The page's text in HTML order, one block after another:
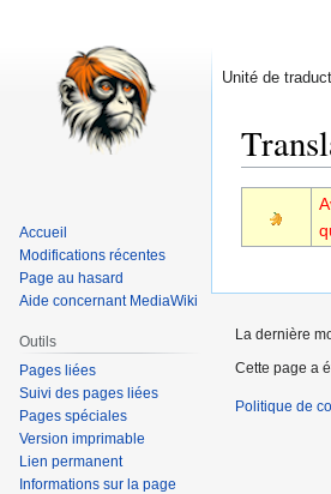
la
la
Unité de
Accueil
Modifications récentes
Page au hasard
Aide concernant MediaWiki
Outils
Pages liées
Suivi des pages liées
Pages spéciales
Version imprimable
Lien permanent
Informations sur la page
La dernière
Cette page a
Politique de